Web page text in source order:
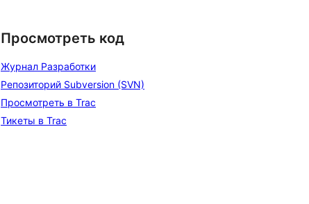
Просмотреть код
Журнал Разработки
Репозиторий Subversion (SVN)
Просмотреть в Trac
Тикеты в Trac